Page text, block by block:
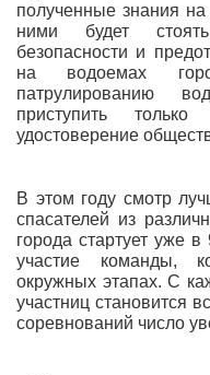
полученные знания
ними будет
безопасности и
на водоемах
патрулированию
приступить
удостоверение
В этом году смотр
спасателей из
города стартует уже
участие команды,
окружных этапах. С
участниц становится
соревнований число